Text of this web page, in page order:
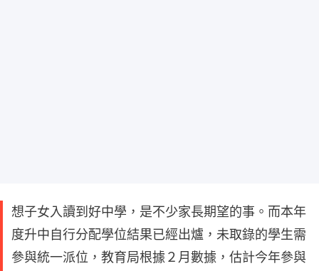
想子女入讀到好中學，是不少家長期望的事。而本年
度升中自行分配學位結果已經出爐，未取錄的學生需
參與統一派位，教育局根據２月數據，估計今年參與